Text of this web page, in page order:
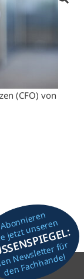
(CFO) von
jetzt unseren
Newsletter für
den Fachhandel